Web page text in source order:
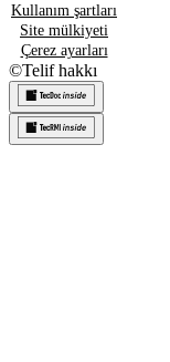
Kullanım şartları
Site mülkiyeti
Çerez ayarları
©Telif hakkı